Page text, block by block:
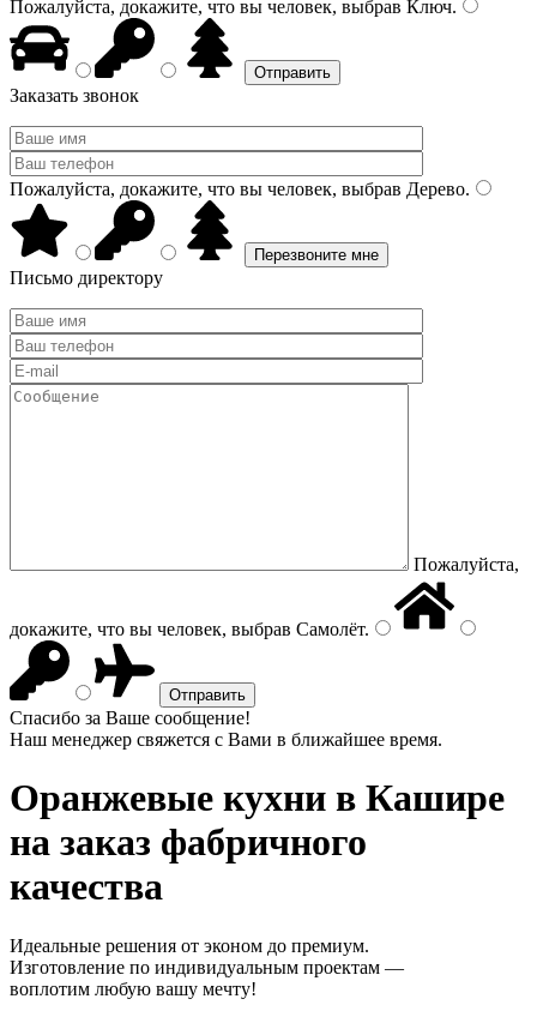
Пожалуйста, докажите, что вы человек, выбрав Ключ.
Заказать звонок
Пожалуйста, докажите, что вы человек, выбрав Дерево.
Письмо директору
Пожалуйста,
докажите, что вы человек, выбрав Самолёт.
Спасибо за Ваше сообщение!
Наш менеджер свяжется с Вами в ближайшее время.
Оранжевые кухни в Кашире
на заказ фабричного
качества
Идеальные решения от эконом до премиум.
Изготовление по индивидуальным проектам —
воплотим любую вашу мечту!